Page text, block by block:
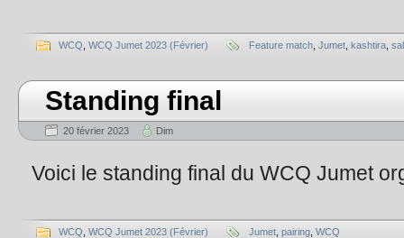
WCQ WCQ Jumet 2023 (Février) Feature match Jumet kashtira
Standing final
20 février 2023 Dim
Voici le standing final du WCQ Jumet
WCQ WCQ Jumet 2023 (Février) Jumet pairing WCQ